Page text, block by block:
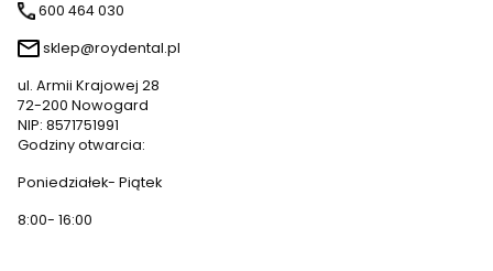
600 464 030
sklep@roydental.pl
ul. Armii Krajowej 28
72-200 Nowogard
NIP: 8571751991
Godziny otwarcia:
Poniedziałek- Piątek
8:00- 16:00